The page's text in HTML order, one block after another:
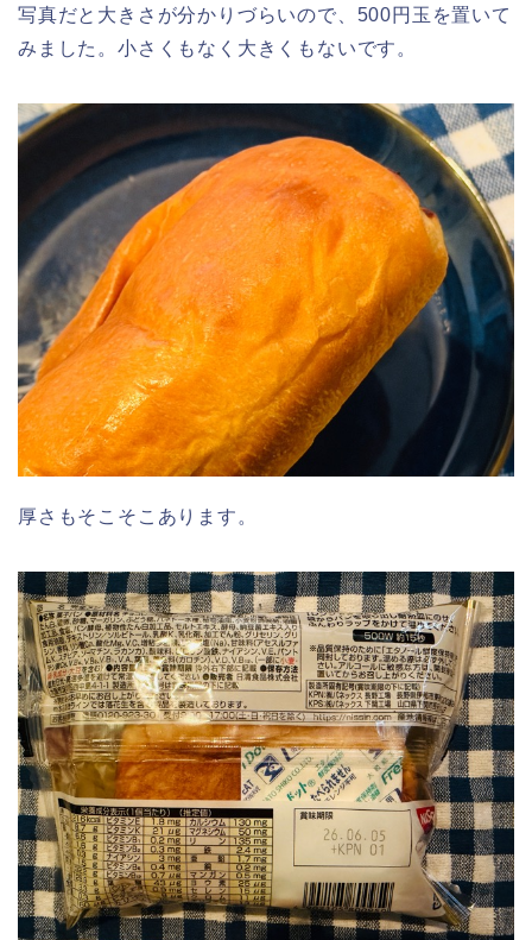
写真だと大きさが分かりづらいので、500円玉を置いて
みました。小さくもなく大きくもないです。
厚さもそこそこあります。